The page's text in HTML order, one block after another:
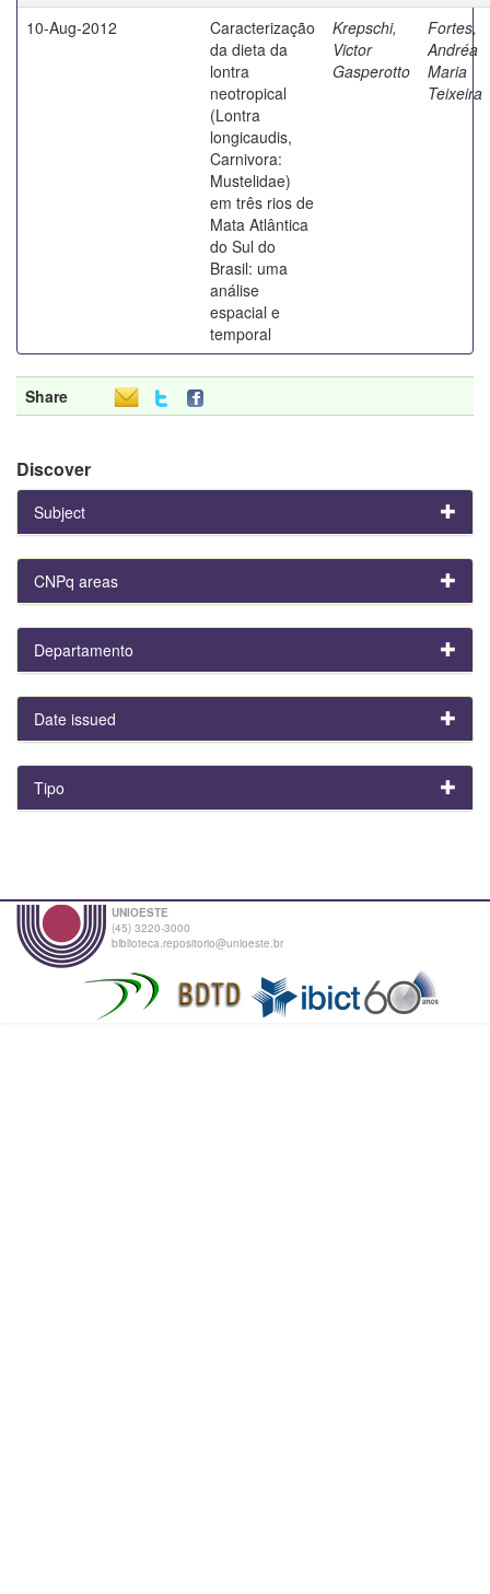
10-Aug-2012
Caracterização
da dieta da
lontra
neotropical
(Lontra
longicaudis,
Carnivora:
Mustelidae)
em três rios de
Mata Atlântica
do Sul do
Brasil: uma
análise
espacial e
temporal
Krepschi,
Victor
Gasperotto
Fortes,
Andréa
Maria
Teixeira
Share
Discover
Subject
CNPq areas
Departamento
Date issued
Tipo
UNIOESTE
(45) 3220-3000
biblioteca.repositorio@unioeste.br